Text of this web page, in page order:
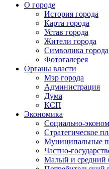
О городе
История города
Карта города
Устав города
Жители города
Символика города
Фотогалерея
Органы власти
Мэр города
Администрация
Дума
КСП
Экономика
Социально-
Стратегическое
Муниципальные
Частно-
Малый и средний